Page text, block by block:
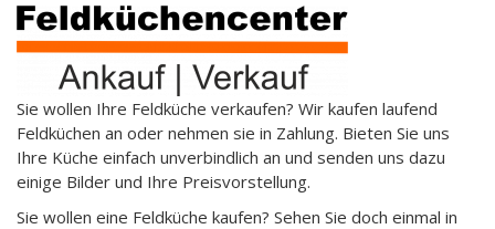
Sie wollen Ihre Feldküche verkaufen? Wir kaufen laufend
Feldküchen an oder nehmen sie in Zahlung. Bieten Sie uns
Ihre Küche einfach unverbindlich an und senden uns dazu
einige Bilder und Ihre Preisvorstellung.
Sie wollen eine Feldküche kaufen? Sehen Sie doch einmal in